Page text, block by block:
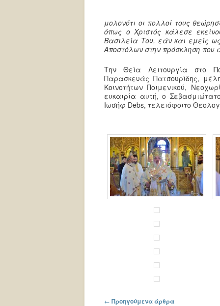
μολονότι οι πολλοί τους
όπως ο Χριστός κάλεσε
Βασιλεία Του, εάν και εμείς
Αποστόλων στην πρόσκληση που
Την Θεία Λειτουργία στο
Παρασκευάς Πατσουρίδης,
Κοινοτήτων Ποιμενικού,
ευκαιρία αυτή, ο
Ιωσήφ Debs, τελειόφοιτο
Πλοήγηση στα άρθρα
← Προηγούμενα άρθρα